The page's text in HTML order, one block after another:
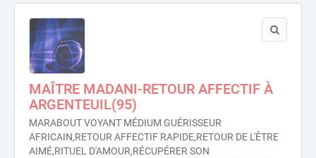
MAÎTRE MADANI-RETOUR AFFECTIF À
ARGENTEUIL(95)
MARABOUT VOYANT MÉDIUM GUÉRISSEUR
AFRICAIN,RETOUR AFFECTIF RAPIDE,RETOUR DE L'ÊTRE
AIMÉ,RITUEL D'AMOUR,RÉCUPÉRER SON